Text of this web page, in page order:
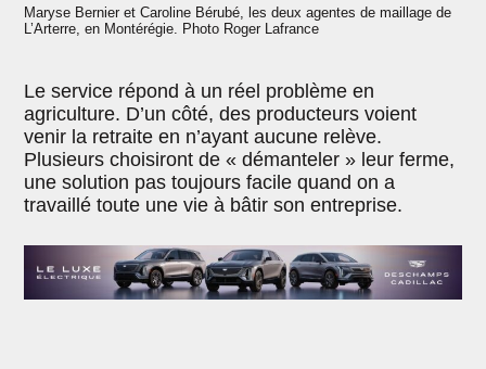
Maryse Bernier et Caroline Bérubé, les deux agentes de maillage de
L’Arterre, en Montérégie. Photo Roger Lafrance
Le service répond à un réel problème en
agriculture. D’un côté, des producteurs voient
venir la retraite en n’ayant aucune relève.
Plusieurs choisiront de « démanteler » leur ferme,
une solution pas toujours facile quand on a
travaillé toute une vie à bâtir son entreprise.